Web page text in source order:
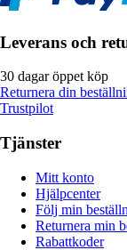
Leverans och
30 dagar öppet köp
Returnera din
Trustpilot
Tjänster
Mitt konto
Hjälpcenter
Följ min
Returnera min
Rabattkoder